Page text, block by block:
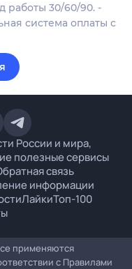
работы 30/60/90. -
система оплаты с
России и мира,
полезные сервисы
связь
информации
ЛайкиТоп-100
применяются
с Правилами